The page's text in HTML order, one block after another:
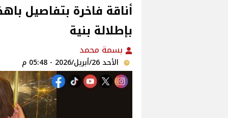
أناقة فاخرة بتفاصيل
بإطلالة بنية
بسمة محمد
الأحد 26/أبريل/2026 - 05:48 م